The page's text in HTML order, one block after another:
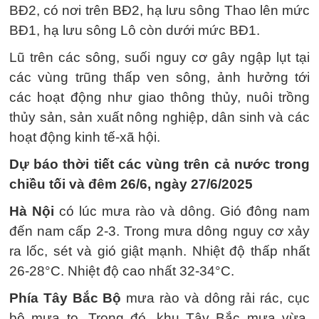
BĐ2, có nơi trên BĐ2, hạ lưu sông Thao lên mức
BĐ1, hạ lưu sông Lô còn dưới mức BĐ1.
Lũ trên các sông, suối nguy cơ gây ngập lụt tại
các vùng trũng thấp ven sông, ảnh hưởng tới
các hoạt động như giao thông thủy, nuôi trồng
thủy sản, sản xuất nông nghiệp, dân sinh và các
hoạt động kinh tế-xã hội.
Dự báo thời tiết các vùng trên cả nước trong
chiều tối và đêm 26/6, ngày 27/6/2025
Hà Nội có lúc mưa rào và dông. Gió đông nam
đến nam cấp 2-3. Trong mưa dông nguy cơ xảy
ra lốc, sét và gió giật mạnh. Nhiệt độ thấp nhất
26-28°C. Nhiệt độ cao nhất 32-34°C.
Phía Tây Bắc Bộ mưa rào và dông rải rác, cục